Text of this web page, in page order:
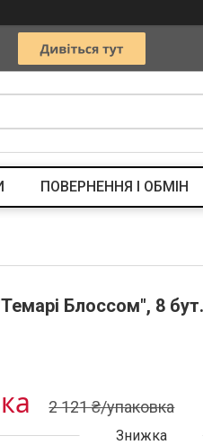
ПОВЕРНЕННЯ І ОБМІН
Блоссом", 8
2 121 ₴/упаковка